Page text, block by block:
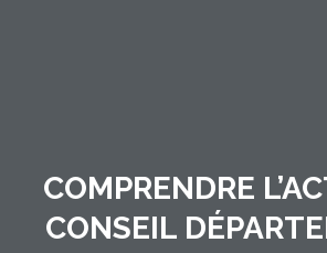
COMPRENDRE
CONSEIL